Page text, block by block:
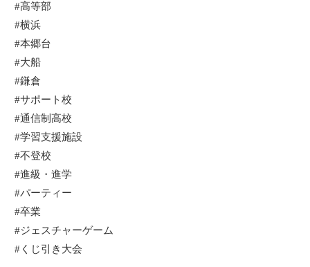
#高等部
#横浜
#本郷台
#大船
#鎌倉
#サポート校
#通信制高校
#学習支援施設
#不登校
#進級・進学
#パーティー
#卒業
#ジェスチャーゲーム
#くじ引き大会